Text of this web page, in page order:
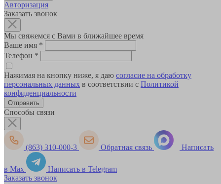
Авторизация
Заказать звонок
Мы свяжемся с Вами в ближайшее время
Ваше имя *
Телефон *
Нажимая на кнопку ниже, я даю согласие на обработку
персональных данных в соответствии с Политикой
конфиденциальности
Способы связи
(863) 310-000-3 Обратная связь Написать
в Max
Написать в Telegram
Заказать звонок